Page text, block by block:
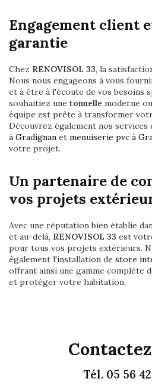
Engagement client
garantie
Chez RENOVISOL 33, la
Nous nous engageons à vous
et à être à l'écoute de vos besoins
souhaitiez une tonnelle moderne
équipe est prête à transformer
Découvrez également nos services
à Gradignan et menuiserie pvc à
votre projet.
Un partenaire de
vos projets
Avec une réputation bien établie
et au-delà, RENOVISOL 33 est
pour tous vos projets extérieurs.
également l'installation de store
offrant ainsi une gamme complète
et protéger votre habitation.
Tél. 05 56